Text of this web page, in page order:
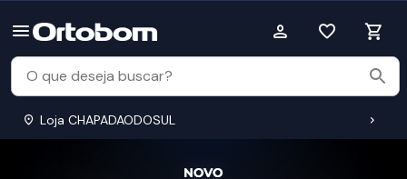
Loja CHAPADAODOSUL